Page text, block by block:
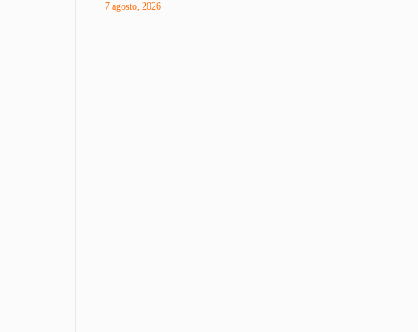
7 agosto, 2026